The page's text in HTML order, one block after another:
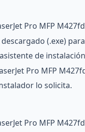
Pro MFP
(.exe)
de
Pro MFP
lo solicita.
Pro MFP